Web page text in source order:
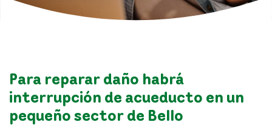
Para reparar daño habrá
interrupción de acueducto en un
pequeño sector de Bello